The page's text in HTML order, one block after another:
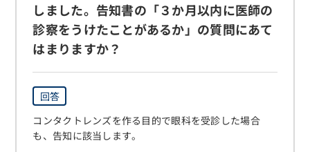
しました。告知書の「３か月以内に医師の
診察をうけたことがあるか」の質問にあて
はまりますか？
回答
コンタクトレンズを作る目的で眼科を受診した場合
も、告知に該当します。